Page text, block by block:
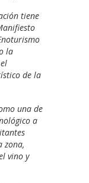
tiene
la
de la
una de
a
zona,
vino y